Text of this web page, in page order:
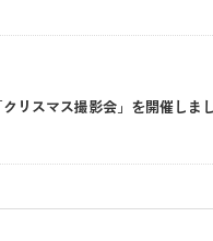
スマス撮影会」を開催しまし